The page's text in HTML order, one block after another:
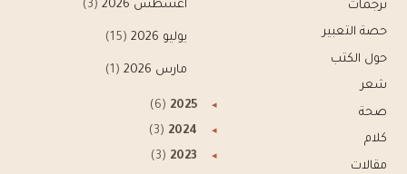
ترجمات
حصة التعبير
حول الكتب
شعر
صحة
كلام
مقالات
أغسطس 2026 (3)
يوليو 2026 (15)
مارس 2026 (1)
◂
2025
(6)
◂
2024
(3)
◂
2023
(3)